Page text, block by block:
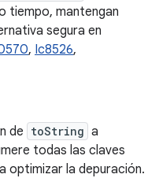
tiempo, mantengan
segura en
, Ic8526,
de toString a
todas las claves
optimizar la depuración.